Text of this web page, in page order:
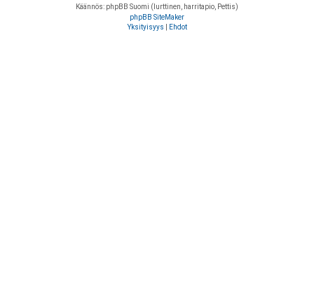
Käännös: phpBB Suomi (lurttinen, harritapio, Pettis)
phpBB SiteMaker
Yksityisyys
Ehdot